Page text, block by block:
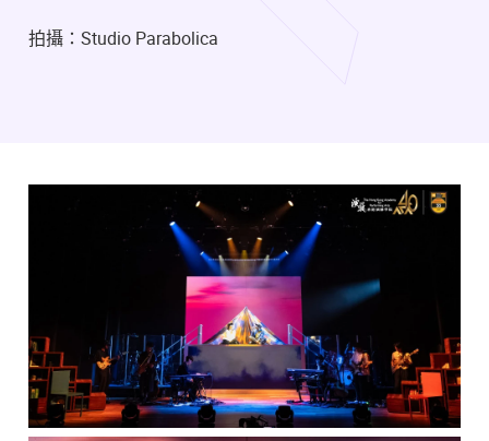
拍攝：Studio Parabolica